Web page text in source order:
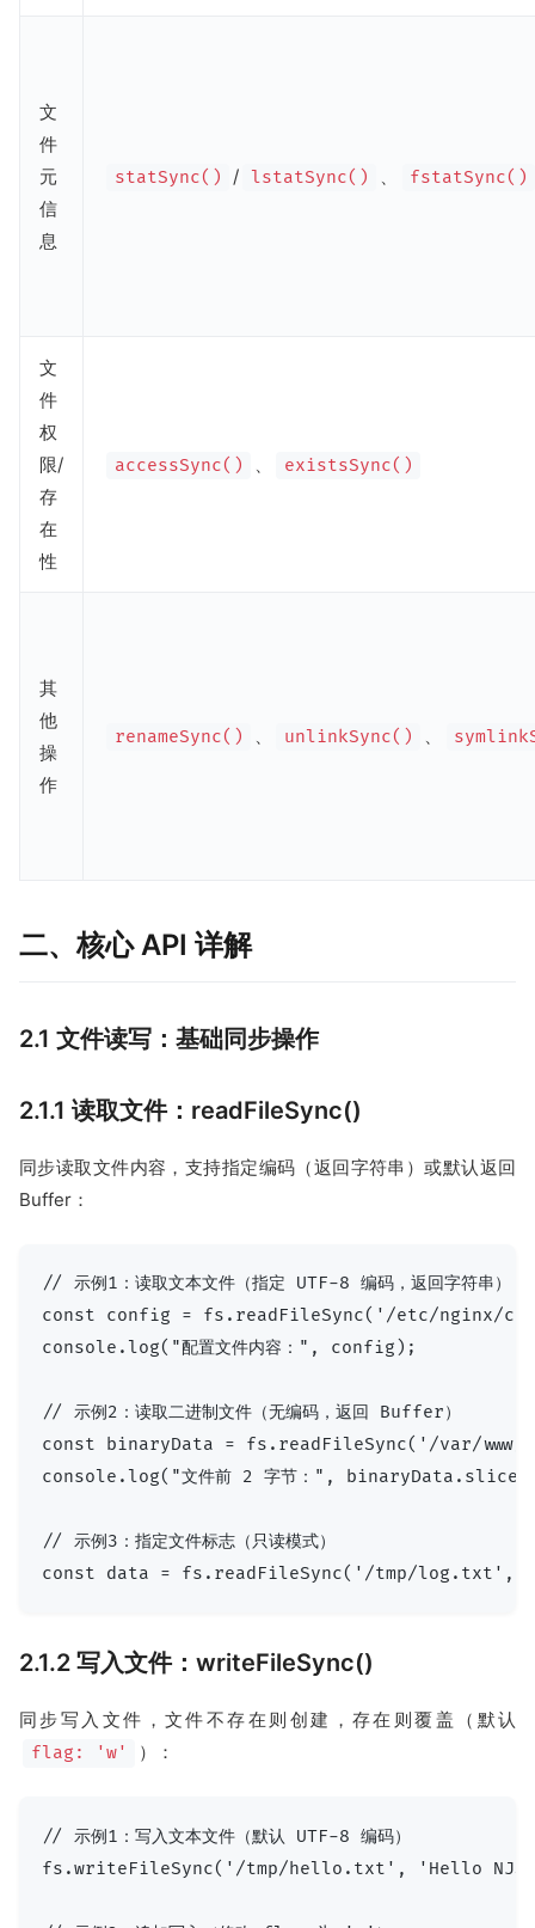
文
件
元
信
息
statSync() / lstatSync() fstatSync()
文
件
权
限/
存
在
性
accessSync() existsSync()
其
他
操
作
renameSync() unlinkSync()
二、核心 API 详解
2.1 文件读写：基础同步操作
2.1.1 读取文件：readFileSync()
同步读取文件内容，支持指定编码（返回字符串）或默认返回
Buffer：
// 示例1：读取文本文件（指定 UTF-8 编码，返回字符串）
const config = fs.readFileSync('/etc/nginx/
console.log("配置文件内容：", config);
// 示例2：读取二进制文件（无编码，返回 Buffer）
const binaryData = fs.readFileSync('/var/
console.log("文件前 2 字节：",
// 示例3：指定文件标志（只读模式）
2.1.2 写入文件：writeFileSync()
同步写入文件，文件不存在则创建，存在则覆盖（默认
flag: 'w' ）：
// 示例1：写入文本文件（默认 UTF-8 编码）
fs.writeFileSync('/tmp/hello.txt', 'Hello NJS